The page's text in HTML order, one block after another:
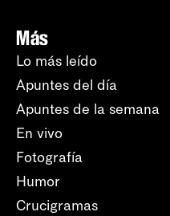
Más
Lo más leído
Apuntes del día
Apuntes de la semana
En vivo
Fotografía
Humor
Crucigramas